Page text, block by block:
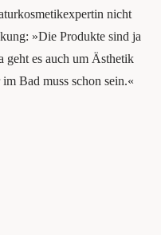
nicht
»Die Pro­duk­te sind ja
geht es auch um Ästhe­tik
Bad muss schon sein.«